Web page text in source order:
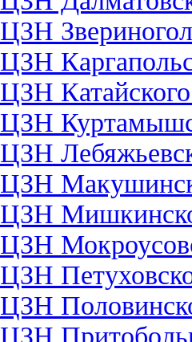
ЦЗН
ЦЗН
ЦЗН
ЦЗН
ЦЗН
ЦЗН
ЦЗН
ЦЗН
ЦЗН
ЦЗН
ЦЗН